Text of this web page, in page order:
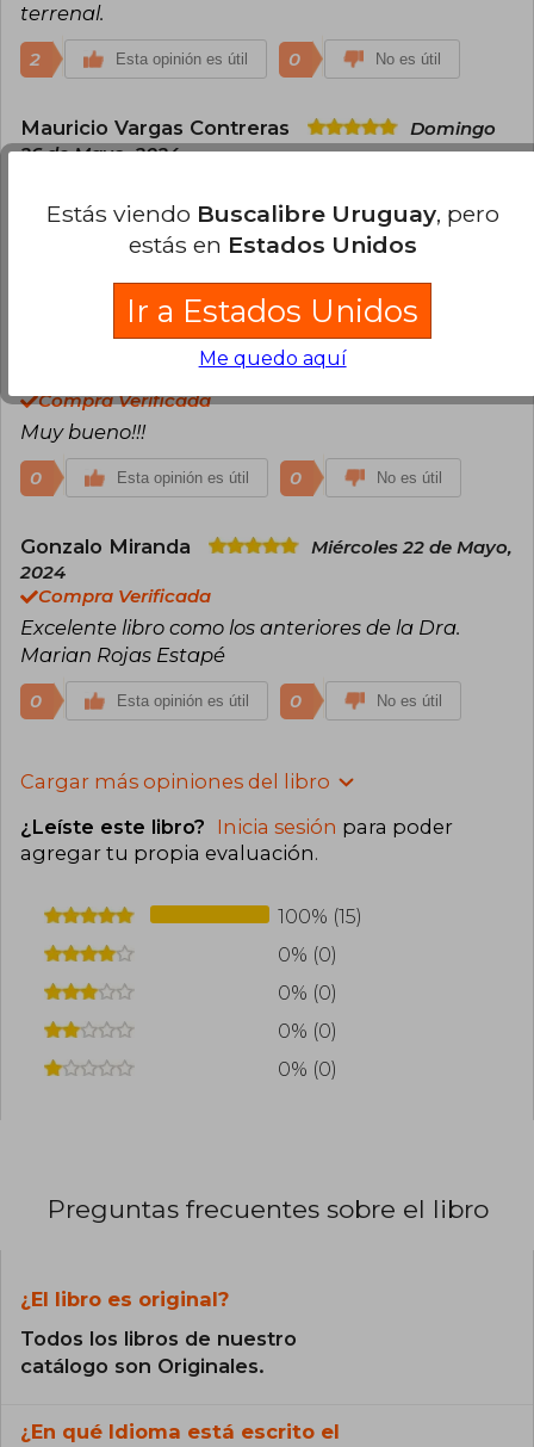
terrenal.
2 Esta opinión es útil 0 No es útil
Mauricio Vargas Contreras
Domingo
26 de Mayo, 2024
Es fascinante como la autora explica lo que nos
sucede solamente observando nuestro cerebro.
Esta opinión es útil 0 No es útil
Andrea Pérez Carmine
Compra Verificada
Muy bueno!!!
0 Esta opinión es útil 0 No es útil
Gonzalo Miranda
Miércoles 22 de Mayo,
2024
Compra Verificada
Excelente libro como los anteriores de la Dra.
Marian Rojas Estapé
0 Esta opinión es útil 0 No es útil
Cargar más opiniones del libro
¿Leíste este libro? Inicia sesión para poder
agregar tu propia evaluación.
100% (15)
0% (0)
0% (0)
0% (0)
0% (0)
Preguntas frecuentes sobre el libro
¿El libro es original?
Todos los libros de nuestro
catálogo son Originales.
¿En qué Idioma está escrito el
Estás viendo Buscalibre Uruguay, pero
estás en Estados Unidos
Ir a Estados Unidos
Me quedo aquí